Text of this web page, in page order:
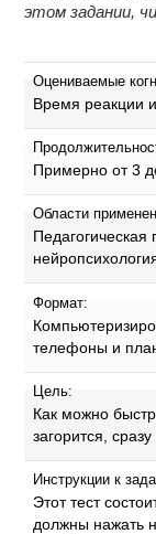
этом задании,
Оцениваемые
Время реакции
Примерно от 3
Области
Педагогическая
Формат:
телефоны и
Цель:
Как можно
загорится,
Инструкции к
Этот тест
должны нажать